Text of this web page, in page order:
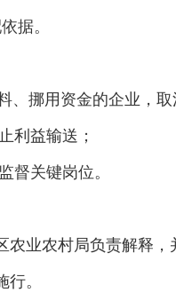
据。
、挪用资金的企业，
利益输送；
督关键岗位。
农业农村局负责解释，
。